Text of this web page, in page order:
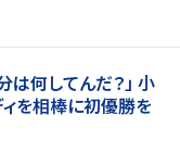
は何してんだ？」 小
を相棒に初優勝を